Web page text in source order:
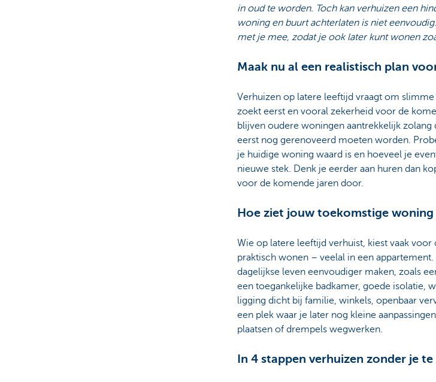
in oud te worden. Toch kan verhuizen een
woning en buurt achterlaten is niet
met je mee, zodat je ook later kunt wonen
Maak nu al een realistisch plan
Verhuizen op latere leeftijd vraagt om
zoekt eerst en vooral zekerheid voor de
blijven oudere woningen aantrekkelijk zolang
eerst nog gerenoveerd moeten worden.
je huidige woning waard is en hoeveel je
nieuwe stek. Denk je eerder aan huren dan
voor de komende jaren door.
Hoe ziet jouw toekomstige woning
Wie op latere leeftijd verhuist, kiest vaak
praktisch wonen – veelal in een
dagelijkse leven eenvoudiger maken, zoals
een toegankelijke badkamer, goede isolatie,
ligging dicht bij familie, winkels, openbaar
een plek waar je later nog kleine
plaatsen of drempels wegwerken.
In 4 stappen verhuizen zonder je